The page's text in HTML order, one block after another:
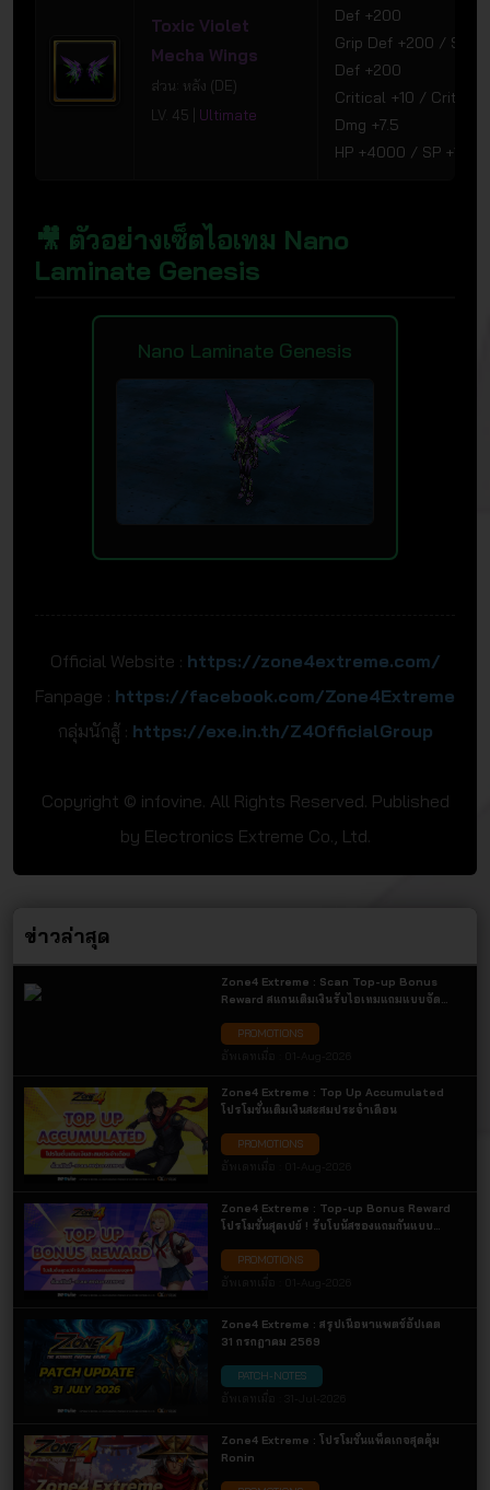
Toxic Violet
Mecha Wings
ส่วน: หลัง (DE)
LV. 45 | Ultimate
Def +200
Grip Def +200 /
Def +200
Critical +10 / Critical
Dmg +7.5
HP +4000 / SP +1000
🎥 ตัวอย่างเซ็ตไอเทม Nano
Laminate Genesis
Nano Laminate Genesis
Official Website : https://zone4extreme.com/
Fanpage : https://facebook.com/Zone4Extreme
กลุ่มนักสู้ : https://exe.in.th/Z4OfficialGroup
Copyright © infovine. All Rights Reserved. Published
by Electronics Extreme Co., Ltd.
ข่าวล่าสุด
Zone4 Extreme : Scan Top-up Bonus
Reward สแกนเติมเงินรับไอเทมแถมแบบจัด
เท่านั้น! รับไอเทมแถมสุดคุ้ม
PROMOTIONS
Zone4 Extreme : Top Up Accumulated
โปรโมชั่นเติมเงินสะสมประจำเดือน
PROMOTIONS
Zone4 Extreme : Top-up Bonus Reward
โปรโมชั่นสุดเปย์ ! รับโบนัสของแถมกันแบบ
PROMOTIONS
Zone4 Extreme : สรุปเนื้อหาแพตช์อัปเดต
31 กรกฎาคม 2569
PATCH-NOTES
Zone4 Extreme : โปรโมชั่นแพ็คเกจสุดคุ้ม
Ronin